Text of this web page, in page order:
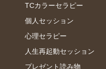
TCカラーセラピー
個⼈セッション
⼼理セラピー
人生再起動セッション
プレゼント読み物